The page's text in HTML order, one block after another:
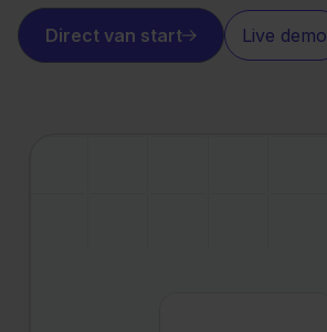
Direct van start Live demo